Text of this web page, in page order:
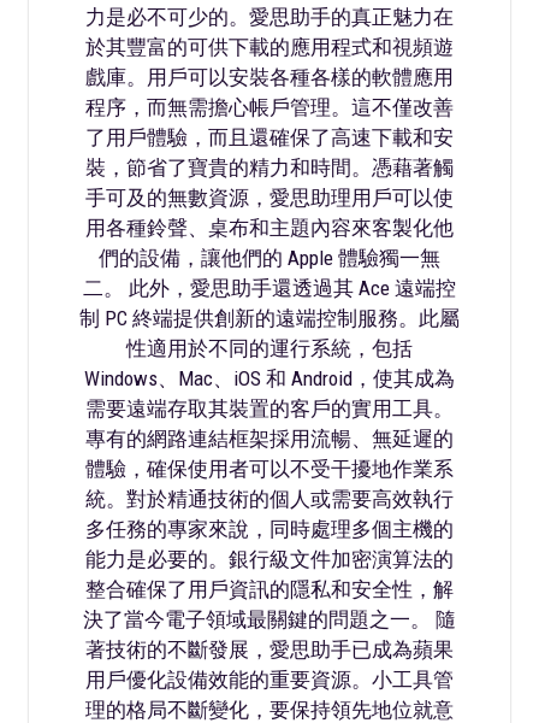
力是必不可少的。愛思助手的真正魅力在
於其豐富的可供下載的應用程式和視頻遊
戲庫。用戶可以安裝各種各樣的軟體應用
程序，而無需擔心帳戶管理。這不僅改善
了用戶體驗，而且還確保了高速下載和安
裝，節省了寶貴的精力和時間。憑藉著觸
手可及的無數資源，愛思助理用戶可以使
用各種鈴聲、桌布和主題內容來客製化他
們的設備，讓他們的 Apple 體驗獨一無
二。 此外，愛思助手還透過其 Ace 遠端控
制 PC 終端提供創新的遠端控制服務。此屬
性適用於不同的運行系統，包括
Windows、Mac、iOS 和 Android，使其成為
需要遠端存取其裝置的客戶的實用工具。
專有的網路連結框架採用流暢、無延遲的
體驗，確保使用者可以不受干擾地作業系
統。對於精通技術的個人或需要高效執行
多任務的專家來說，同時處理多個主機的
能力是必要的。銀行級文件加密演算法的
整合確保了用戶資訊的隱私和安全性，解
決了當今電子領域最關鍵的問題之一。 隨
著技術的不斷發展，愛思助手已成為蘋果
用戶優化設備效能的重要資源。小工具管
理的格局不斷變化，要保持領先地位就意